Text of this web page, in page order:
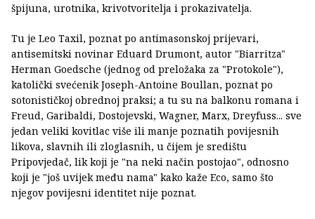
špijuna, urotnika, krivotvoritelja i prokazivatelja.
Tu je Leo Taxil, poznat po antimasonskoj prijevari,
antisemitski novinar Eduard Drumont, autor "Biarritza"
Herman Goedsche (jednog od preložaka za "Protokole"),
katolički svećenik Joseph-Antoine Boullan, poznat po
sotonističkoj obrednoj praksi; a tu su na balkonu romana i
Freud, Garibaldi, Dostojevski, Wagner, Marx, Dreyfuss... sve
jedan veliki kovitlac više ili manje poznatih povijesnih
likova, slavnih ili zloglasnih, u čijem je središtu
Pripovjedač, lik koji je "na neki način postojao", odnosno
koji je "još uvijek među nama" kako kaže Eco, samo što
njegov povijesni identitet nije poznat.